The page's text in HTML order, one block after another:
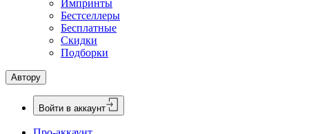
Импринты
Бестселлеры
Бесплатные
Скидки
Подборки
Автору
Войти в аккаунт